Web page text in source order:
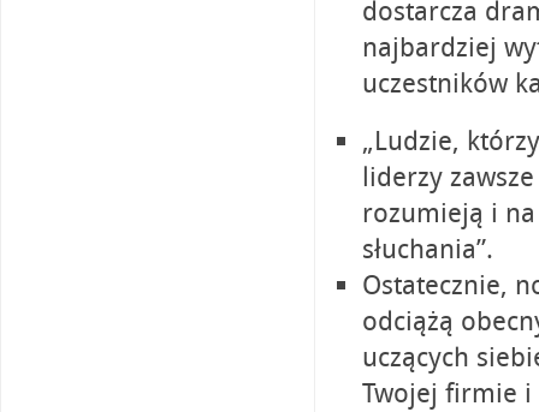
dostarcza
najbardziej
uczestników
„Ludzie,
liderzy
rozumieją i
słuchania”.
Ostatecznie,
odciążą
uczących
Twojej firmie i